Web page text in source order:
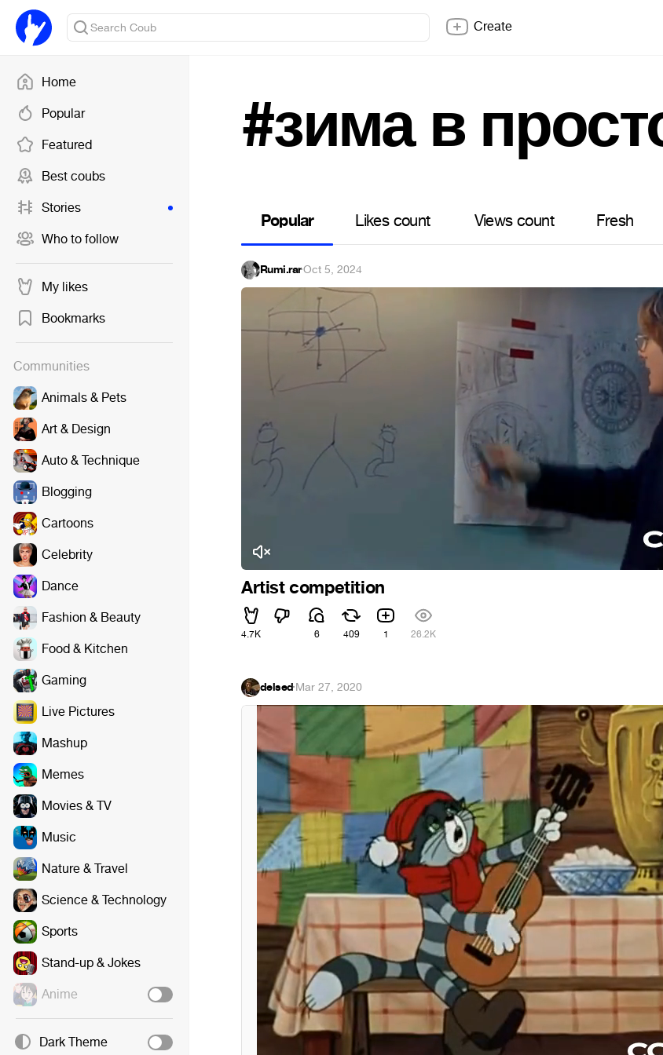
Home
Popular
Featured
Best coubs
Stories
Who to follow
My likes
Bookmarks
Communities
Animals & Pets
Art & Design
Auto & Technique
Blogging
Cartoons
Celebrity
Dance
Fashion & Beauty
Food & Kitchen
Gaming
Live Pictures
Mashup
Memes
Movies & TV
Music
Nature & Travel
Science & Technology
Sports
Stand-up & Jokes
Anime
Dark Theme
Create
#зима в
Popular Likes count Views count Fresh
Rumi.rar·Oct 5, 2024
Artist competition
4.7K 6 409 1 26.2K
delsed·Mar 27, 2020